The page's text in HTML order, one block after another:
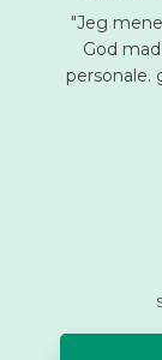
"Jeg
God
personale.